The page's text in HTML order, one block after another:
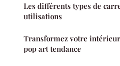
Les différents types de
utilisations
Transformez votre
pop art tendance